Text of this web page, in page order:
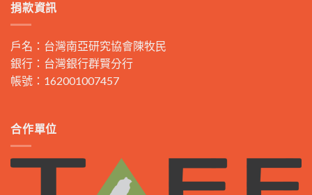
捐款資訊
戶名：台灣南亞研究協會陳牧民
銀行：台灣銀行群賢分行
帳號：162001007457
合作單位